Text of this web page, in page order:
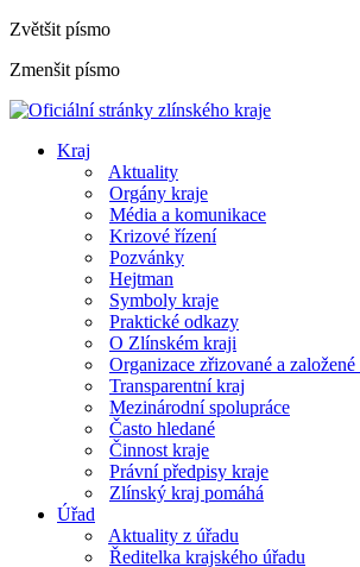
Zvětšit písmo
Zmenšit písmo
Kraj
Aktuality
Orgány kraje
Média a komunikace
Krizové řízení
Pozvánky
Hejtman
Symboly kraje
Praktické odkazy
O Zlínském kraji
Organizace zřizované a
Transparentní kraj
Mezinárodní spolupráce
Často hledané
Činnost kraje
Právní předpisy kraje
Zlínský kraj pomáhá
Úřad
Aktuality z úřadu
Ředitelka krajského úřadu